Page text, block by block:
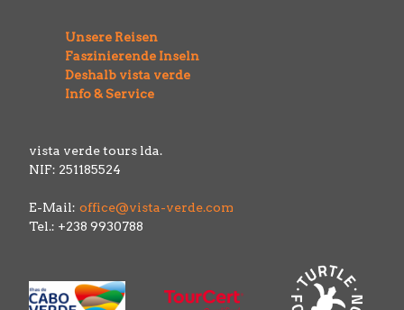
Unsere Reisen
Faszinierende Inseln
Deshalb vista verde
Info & Service
vista verde tours lda.
NIF: 251185524
E-Mail: office@vista-verde.com
Tel.: +238 9930788